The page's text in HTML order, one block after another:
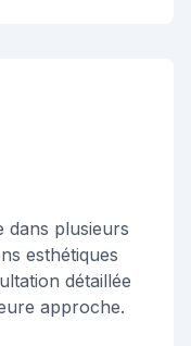
dans plusieurs
esthétiques
détaillée
approche.